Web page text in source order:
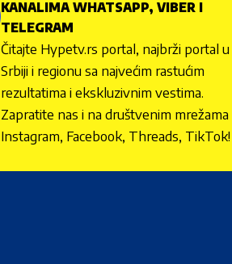
KANALIMA WHATSAPP, VIBER I
TELEGRAM
Čitajte Hypetv.rs portal, najbrži portal u
Srbiji i regionu sa najvećim rastućim
rezultatima i ekskluzivnim vestima.
Zapratite nas i na društvenim mrežama
Instagram, Facebook, Threads, TikTok!